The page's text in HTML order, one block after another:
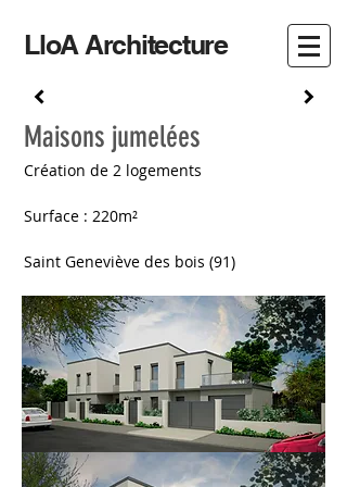
LloA Architecture
Maisons jumelées
Création de 2 logements
Surface : 220m²
Saint Geneviève des bois (91)